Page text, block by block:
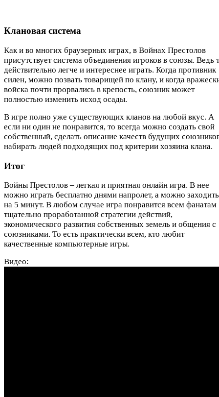
Клановая система
Как и во многих браузерных играх, в Войнах Престолов
присутствует система объединения игроков в союзы. Ведь
действительно легче и интереснее играть. Когда противник
силен, можно позвать товарищей по клану, и когда
войска почти прорвались в крепость, союзник может
полностью изменить исход осады.
В игре полно уже существующих кланов на любой вкус. А
если ни один не понравится, то всегда можно создать свой
собственный, сделать описание качеств будущих
набирать людей подходящих под критерии хозяина клана.
Итог
Войны Престолов – легкая и приятная онлайн игра. В нее
можно играть бесплатно днями напролет, а можно заходить
на 5 минут. В любом случае игра понравится всем фанатам
тщательно проработанной стратегии действий,
экономического развития собственных земель и общения с
союзниками. То есть практически всем, кто любит
качественные компьютерные игры.
Видео: